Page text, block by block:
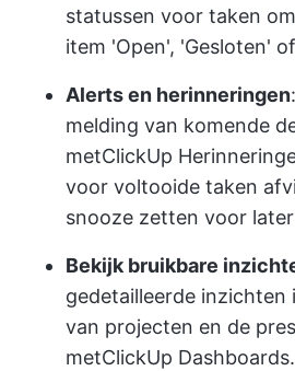
statussen voor taken
item 'Open', 'Gesloten'
Alerts en herinneringen
melding van komende
metClickUp
voor voltooide taken
snooze zetten voor later
Bekijk bruikbare
gedetailleerde
van projecten en de
metClickUp Dashboards